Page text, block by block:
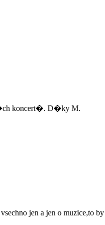
koncert�. D�ky M.
jen a jen o muzice,to